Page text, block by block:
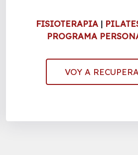
FISIOTERAPIA|
PROGRAMA
VOY A